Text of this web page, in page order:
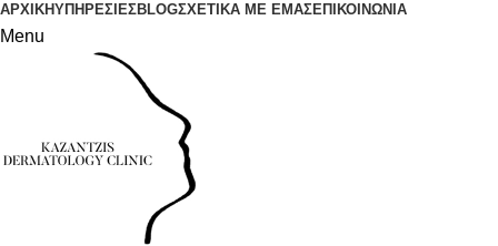
ΑΡΧΙΚΗΥΠΗΡΕΣΙΕΣBLOGΣΧΕΤΙΚΑ ΜΕ ΕΜΑΣΕΠΙΚΟΙΝΩΝΙΑ
Menu